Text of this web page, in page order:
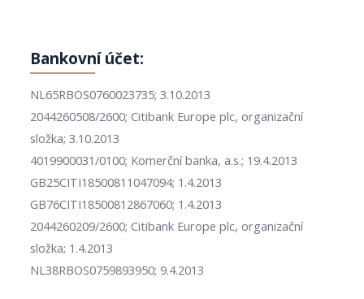
Bankovní účet:
NL65RBOS0760023735; 3.10.2013
2044260508/2600; Citibank Europe plc, organizační
složka; 3.10.2013
4019900031/0100; Komerční banka, a.s.; 19.4.2013
GB25CITI18500811047094; 1.4.2013
GB76CITI18500812867060; 1.4.2013
2044260209/2600; Citibank Europe plc, organizační
složka; 1.4.2013
NL38RBOS0759893950; 9.4.2013